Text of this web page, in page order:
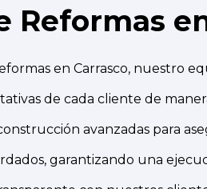
en Carrasco, nuestro
de cada cliente de
avanzadas para
garantizando una